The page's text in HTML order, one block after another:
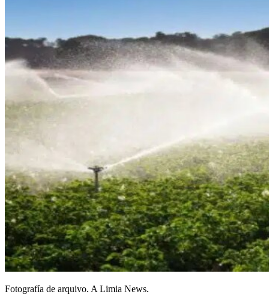
Fotografía de arquivo. A Limia News.